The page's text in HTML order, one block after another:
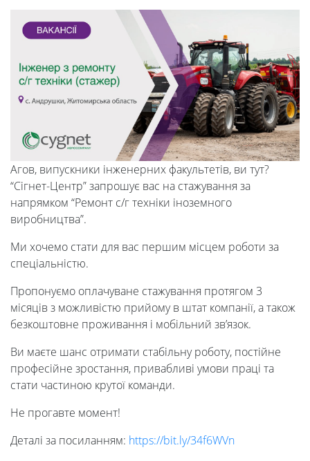
Агов, випускники інженерних факультетів, ви тут?
“Сігнет-Центр” запрошує вас на стажування за
напрямком “Ремонт с/г техніки іноземного
виробництва”.
Ми хочемо стати для вас першим місцем роботи за
спеціальністю.
Пропонуємо оплачуване стажування протягом 3
місяців з можливістю прийому в штат компанії, а також
безкоштовне проживання і мобільний зв’язок.
Ви маєте шанс отримати стабільну роботу, постійне
професійне зростання, привабливі умови праці та
стати частиною крутої команди.
Не прогавте момент!
Деталі за посиланням: https://bit.ly/34f6WVn